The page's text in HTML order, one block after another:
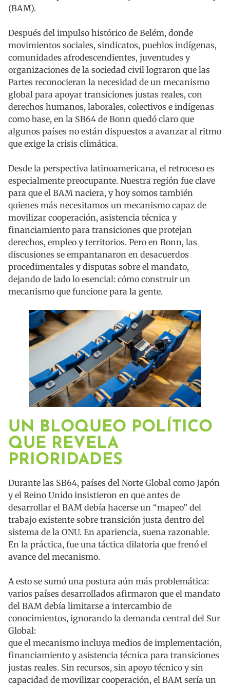
(BAM).
Después del impulso histórico de Belém, donde
movimientos sociales, sindicatos, pueblos indígenas,
comunidades afrodescendientes, juventudes y
organizaciones de la sociedad civil lograron que las
Partes reconocieran la necesidad de un mecanismo
global para apoyar transiciones justas reales, con
derechos humanos, laborales, colectivos e indígenas
como base, en la SB64 de Bonn quedó claro que
algunos países no están dispuestos a avanzar al ritmo
que exige la crisis climática.
Desde la perspectiva latinoamericana, el retroceso es
especialmente preocupante. Nuestra región fue clave
para que el BAM naciera, y hoy somos también
quienes más necesitamos un mecanismo capaz de
movilizar cooperación, asistencia técnica y
financiamiento para transiciones que protejan
derechos, empleo y territorios. Pero en Bonn, las
discusiones se empantanaron en desacuerdos
procedimentales y disputas sobre el mandato,
dejando de lado lo esencial: cómo construir un
mecanismo que funcione para la gente.
UN BLOQUEO POLÍTICO
QUE REVELA
PRIORIDADES
Durante las SB64, países del Norte Global como Japón
y el Reino Unido insistieron en que antes de
desarrollar el BAM debía hacerse un “mapeo” del
trabajo existente sobre transición justa dentro del
sistema de la ONU. En apariencia, suena razonable.
En la práctica, fue una táctica dilatoria que frenó el
avance del mecanismo.
A esto se sumó una postura aún más problemática:
varios países desarrollados afirmaron que el mandato
del BAM debía limitarse a intercambio de
conocimientos, ignorando la demanda central del Sur
Global:
que el mecanismo incluya medios de implementación,
financiamiento y asistencia técnica para transiciones
justas reales. Sin recursos, sin apoyo técnico y sin
capacidad de movilizar cooperación, el BAM sería un